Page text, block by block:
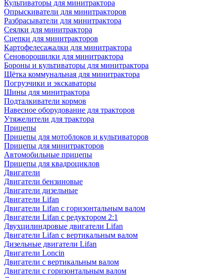
Культиваторы для минитрактора
Опрыскиватели для минитракторов
Разбрасыватели для минитрактора
Сеялки для минитрактора
Сцепки для минитракторов
Картофелесажалки для минитрактора
Сеноворошилки для минитрактора
Бороны и культиваторы для минитрактора
Щётка коммунальная для минитрактора
Погрузчики и экскаваторы
Шины для минитрактора
Подталкиватели кормов
Навесное оборудование для тракторов
Утяжелители для трактора
Прицепы
Прицепы для мотоблоков и культиваторов
Прицепы для минитракторов
Автомобильные прицепы
Прицепы для квадроциклов
Двигатели
Двигатели бензиновые
Двигатели дизельные
Двигатели Lifan
Двигатели Lifan с горизонтальным валом
Двигатели Lifan с редуктором 2:1
Двухцилиндровые двигатели Lifan
Двигатели Lifan с вертикальным валом
Дизельные двигатели Lifan
Двигатели Loncin
Двигатели с вертикальным валом
Двигатели с горизонтальным валом